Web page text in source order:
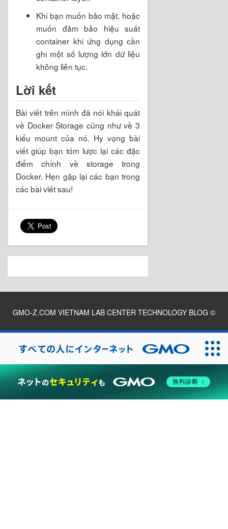
Khi bạn muốn bảo mật, hoặc
muốn đảm bảo hiệu suất
container khi ứng dụng cần
ghi một số lượng lớn dữ liệu
không liên tục.
Lời kết
Bài viết trên mình đã nói khái quát
về Docker Storage cũng như về 3
kiểu mount của nó. Hy vọng bài
viết giúp bạn tóm lược lại các đặc
điểm chính về storage trong
Docker. Hẹn gặp lại các bạn trong
các bài viết sau!
GMO-Z.COM VIETNAM LAB CENTER TECHNOLOGY BLOG ©
2026
無料診断